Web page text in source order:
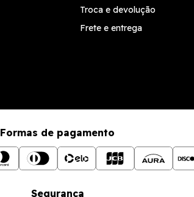
Troca e devolução
Frete e entrega
Formas de pagamento
Segurança